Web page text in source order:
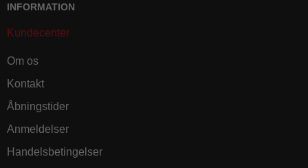
INFORMATION
Kundecenter
Om os
Kontakt
Åbningstider
Anmeldelser
Handelsbetingelser